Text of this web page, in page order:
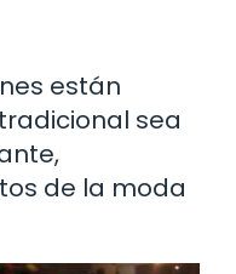
están
sea
de la moda